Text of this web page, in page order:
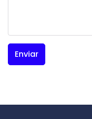
Enviar